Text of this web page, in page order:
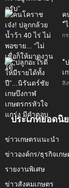
ค
“
ก
“
เ
สิ
ประเภทยอดนิ
ข่าวเกษตรแนะนำ
ข่าวองค์กร/ธุรกิจเกษ
รายงานพิเศษ
ข่าวสังคมเกษตร